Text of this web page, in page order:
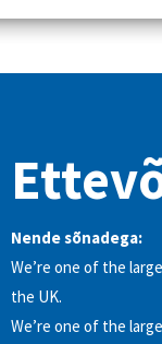
Nende sõnadega:
We’re one of the
the UK.
We’re one of the